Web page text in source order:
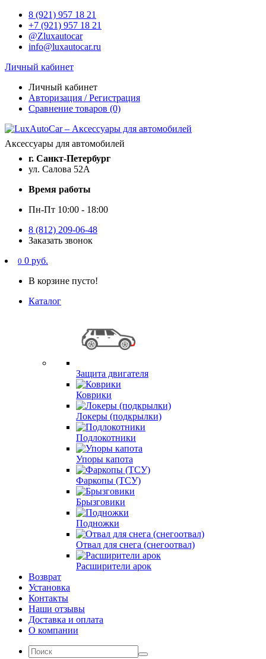
8 (921) 957 18 21
+7 (921) 957 18 21
@Zluxautocar
info@luxautocar.ru
Личный кабинет
Личный кабинет
Авторизация / Регистрация
Сравнение товаров (0)
Аксессуары для автомобилей
г. Санкт-Петербург
ул. Салова 52А
Время работы
Пн-Пт 10:00 - 18:00
8 (812) 209-06-48
Заказать звонок
0 0 руб.
В корзине пусто!
Каталог
Защита двигателя
Коврики
Локеры (подкрылки)
Подлокотники
Упоры капота
Фаркопы (ТСУ)
Брызговики
Подножки
Отвал для снега (снегоотвал)
Расширители арок
Возврат
Установка
Контакты
Наши отзывы
Доставка и оплата
О компании